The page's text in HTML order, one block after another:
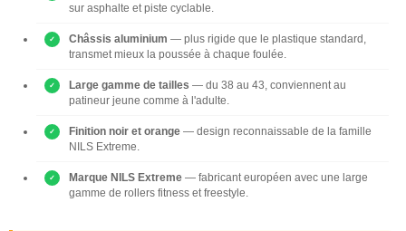
sur asphalte et piste cyclable.
Châssis aluminium — plus rigide que le plastique standard,
transmet mieux la poussée à chaque foulée.
Large gamme de tailles — du 38 au 43, conviennent au
patineur jeune comme à l'adulte.
Finition noir et orange — design reconnaissable de la famille
NILS Extreme.
Marque NILS Extreme — fabricant européen avec une large
gamme de rollers fitness et freestyle.